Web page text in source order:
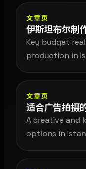
文章页
伊斯坦布尔制
Key budget
production in
文章页
适合广告拍摄
A creative and
options in